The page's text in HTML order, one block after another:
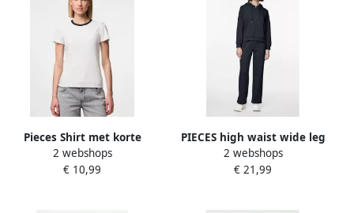
Pieces Shirt met korte
mouwen PCMAY SS TEE
NOOS BC
2 webshops
€ 10,99
PIECES high waist wide leg
sweatpants PCCHILLI
donkerblauw
2 webshops
€ 21,99